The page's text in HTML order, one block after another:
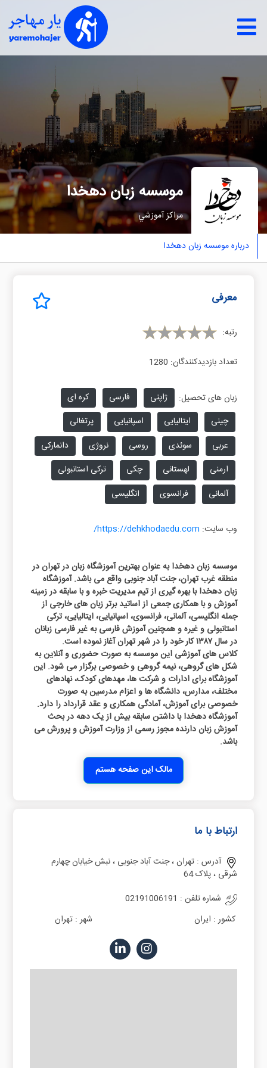
موسسه زبان دهخدا
مراکز آموزشي
درباره موسسه زبان دهخدا
معرفی
رتبه:
تعداد بازدیدکنندگان: 1280
زبان های تحصیل: ژاپنی فارسی
کره ای
چینی
ایتالیایی اسپانیایی
پرتغالی
عربی
سوئدی روسی نروژی
دانمارکی
ارمنی
لهستانی چکی
ترکی استانبولی
آلمانی
فرانسوی انگلیسی
وب سایت: https://dehkhodaedu.com/
موسسه زبان دهخدا به عنوان بهترین آموزشگاه زبان در تهران در
منطقه غرب تهران، جنت آباد جنوبی واقع می باشد. آموزشگاه
زبان دهخدا با بهره گیری از تیم مدیریت خبره و با سابقه در زمینه
آموزش و با همکاری جمعی از اساتید برتر زبان های خارجی از
جمله انگلیسی، آلمانی، فرانسوی، اسپانیایی، ایتالیایی، ترکی
استانبولی و غیره و همچنین آموزش فارسی به غیر فارسی زبانان
در سال ۱۳۸۷ کار خود را در شهر تهران آغاز نموده است.
کلاس های آموزشی این موسسه به صورت حضوری و آنلاین به
شکل های گروهی، نیمه گروهی و خصوصی برگزار می شود. این
آموزشگاه برای ادارات و شرکت ها، مهدهای کودک، نهادهای
مختلف،‌ مدارس، دانشگاه ها و اعزام مدرسین به صورت
خصوصی برای آموزش، آمادگی همکاری و عقد قرارداد را دارد.
آموزشگاه دهخدا با داشتن سابقه بیش از یک دهه در بحث
آموزش زبان دارنده مجوز رسمی از وزارت آموزش و پرورش می
باشد.
مالک این صفحه هستم
ارتباط با ما
آدرس :تهران ، جنت آباد جنوبی ، نبش خیابان چهارم
شرقی ، پلاک 64
شماره تلفن : 02191006191
کشور : ایران شهر : تهران